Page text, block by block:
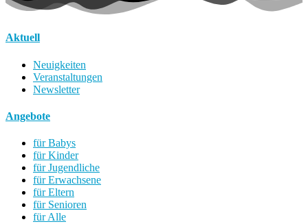
Aktuell
Neuigkeiten
Veranstaltungen
Newsletter
Angebote
für Babys
für Kinder
für Jugendliche
für Erwachsene
für Eltern
für Senioren
für Alle